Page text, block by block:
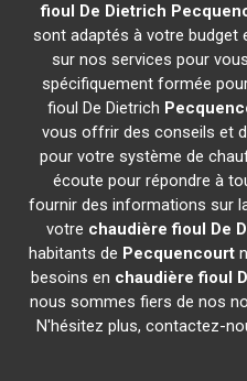
fioul De Dietrich
sont adaptés à votre
sur nos services pour
spécifiquement formée
fioul De Dietrich
vous offrir des conseils et
pour votre système de
écoute pour répondre à
fournir des informations sur
votre chaudière fioul De
habitants de Pecquencourt
besoins en chaudière fioul
nous sommes fiers de nos
N'hésitez plus, contactez-